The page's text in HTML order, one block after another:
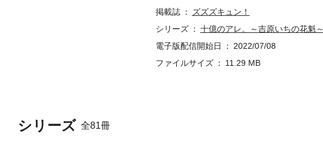
シリーズ 全81冊
掲載誌
ズズズキュン！
シリーズ
十億のアレ。～吉原いちの花魁～
電子版配信開始日
2022/07/08
ファイルサイズ
11.29 MB